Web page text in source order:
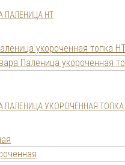
ПАЛЕНИЦА НТ
ПАЛЕНИЦА УКОРОЧЕННАЯ ТОПКА